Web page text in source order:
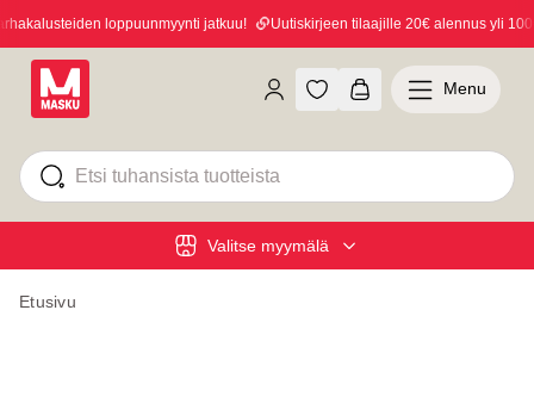
loppuunmyynti jatkuu! Uutiskirjeen tilaajille 20€ alennus yli 100€
Valitse myymälä
Menu
Etusivu